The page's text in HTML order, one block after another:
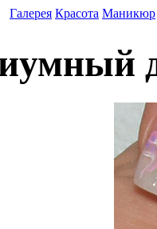
Галерея Красота Маникюр